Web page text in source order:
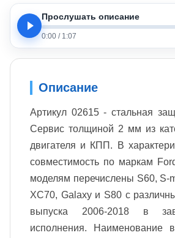
Прослушать описание
0:00 / 1:07
Описание
Артикул 02615 - стальная
Сервис толщиной 2 мм из
двигателя и КПП. В
совместимость по маркам
моделям перечислены S60, S-
XC70, Galaxy и S80 с
выпуска 2006-2018 в
исполнения. Наименование